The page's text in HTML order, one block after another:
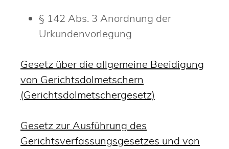
§ 142 Abs. 3 Anordnung der
Urkundenvorlegung
Gesetz über die allgemeine Beeidigung
von Gerichtsdolmetschern
(Gerichtsdolmetschergesetz)
Gesetz zur Ausführung des
Gerichtsverfassungsgesetzes und von